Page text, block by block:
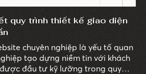
quy trình thiết kế giao diện
chuyên nghiệp là yếu tố quan
tạo dựng niềm tin với khách
đầu tư kỹ lưỡng trong quy